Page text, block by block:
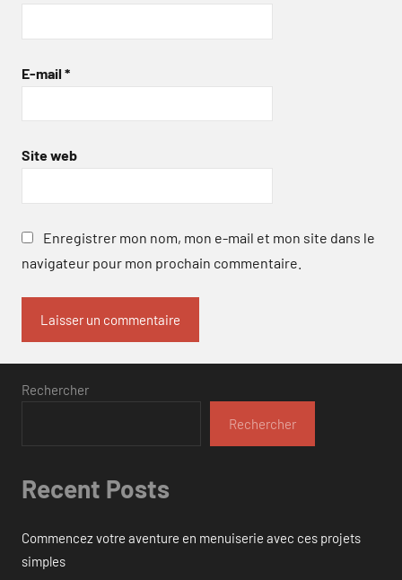
E-mail *
Site web
Enregistrer mon nom, mon e-mail et mon site dans le
navigateur pour mon prochain commentaire.
Rechercher
Rechercher
Recent Posts
Commencez votre aventure en menuiserie avec ces projets
simples